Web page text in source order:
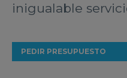
inigualable
PEDIR PRESUPUESTO